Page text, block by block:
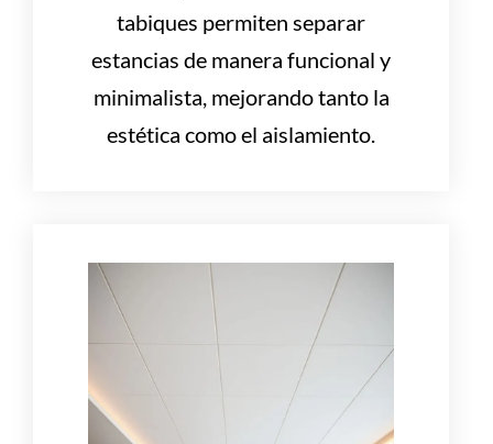
tabiques permiten separar
estancias de manera funcional y
minimalista, mejorando tanto la
estética como el aislamiento.